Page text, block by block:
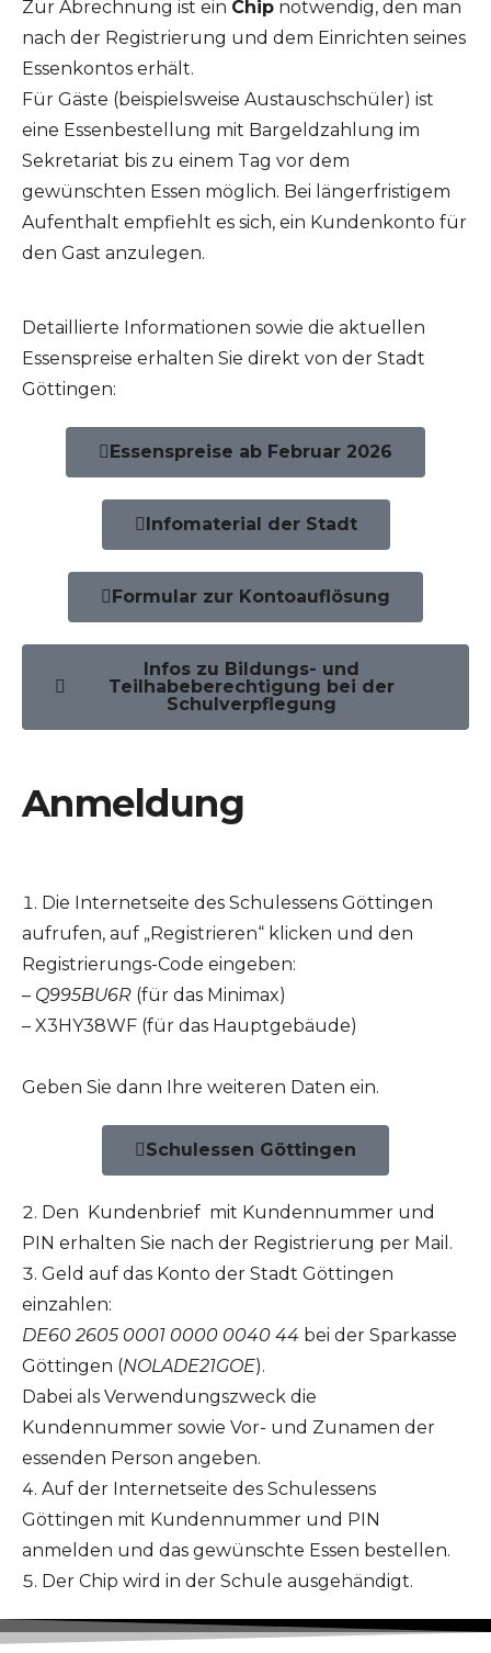
Zur Abrechnung ist ein Chip notwendig, den man
nach der Registrierung und dem Einrichten seines
Essenkontos erhält.
Für Gäste (beispielsweise Austauschschüler) ist
eine Essenbestellung mit Bargeldzahlung im
Sekretariat bis zu einem Tag vor dem
gewünschten Essen möglich. Bei längerfristigem
Aufenthalt empfiehlt es sich, ein Kundenkonto für
den Gast anzulegen.
Detaillierte Informationen sowie die aktuellen
Essenspreise erhalten Sie direkt von der Stadt
Göttingen:
Essenspreise ab Februar 2026
Infomaterial der Stadt
Formular zur Kontoauflösung
Infos zu Bildungs- und
Teilhabeberechtigung bei der
Schulverpflegung
Anmeldung
Die Internetseite des Schulessens Göttingen
aufrufen, auf „Registrieren“ klicken und den
Registrierungs-Code eingeben:
– Q995BU6R (für das Minimax)
– X3HY38WF (für das Hauptgebäude)
Geben Sie dann Ihre weiteren Daten ein.
Schulessen Göttingen
Den Kundenbrief mit Kundennummer und
PIN erhalten Sie nach der Registrierung per Mail.
Geld auf das Konto der Stadt Göttingen
einzahlen:
DE60 2605 0001 0000 0040 44 bei der Sparkasse
Göttingen (NOLADE21GOE).
Dabei als Verwendungszweck die
Kundennummer sowie Vor- und Zunamen der
essenden Person angeben.
Auf der Internetseite des Schulessens
Göttingen mit Kundennummer und PIN
anmelden und das gewünschte Essen bestellen.
Der Chip wird in der Schule ausgehändigt.